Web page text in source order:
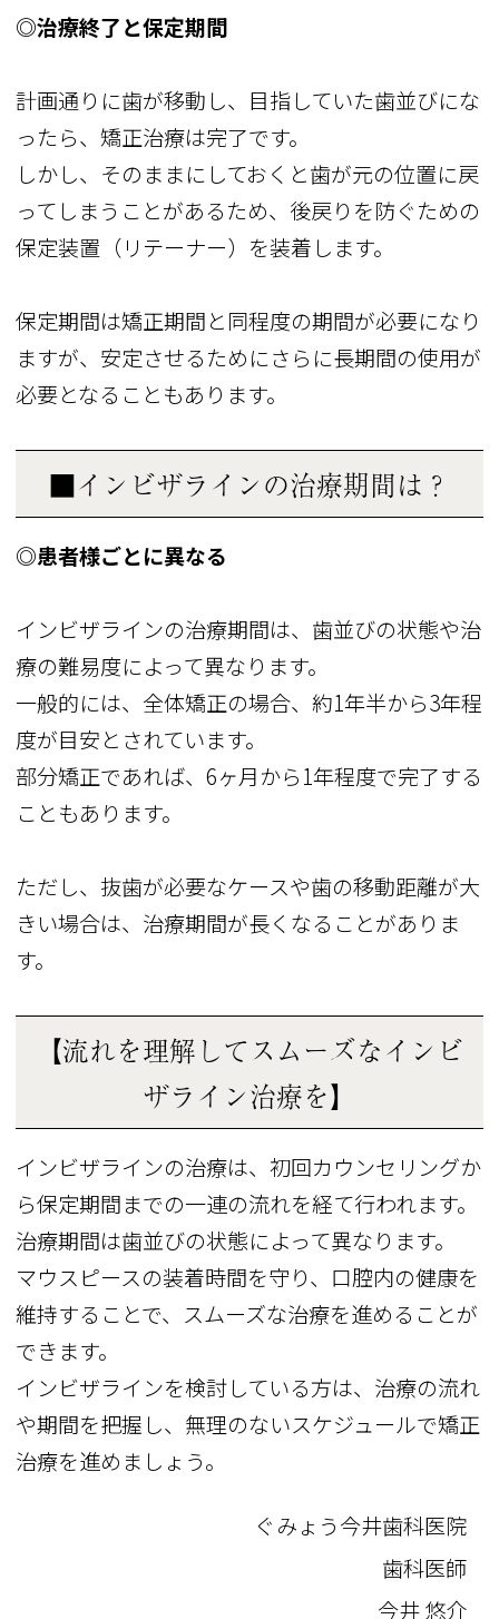
◎治療終了と保定期間
計画通りに歯が移動し、目指していた歯並びにな
ったら、矯正治療は完了です。
しかし、そのままにしておくと歯が元の位置に戻
ってしまうことがあるため、後戻りを防ぐための
保定装置（リテーナー）を装着します。
保定期間は矯正期間と同程度の期間が必要になり
ますが、安定させるためにさらに長期間の使用が
必要となることもあります。
■インビザラインの治療期間は？
◎患者様ごとに異なる
インビザラインの治療期間は、歯並びの状態や治
療の難易度によって異なります。
一般的には、全体矯正の場合、約1年半から3年程
度が目安とされています。
部分矯正であれば、6ヶ月から1年程度で完了する
こともあります。
ただし、抜歯が必要なケースや歯の移動距離が大
きい場合は、治療期間が長くなることがありま
す。
【流れを理解してスムーズなインビ
ザライン治療を】
インビザラインの治療は、初回カウンセリングか
ら保定期間までの一連の流れを経て行われます。
治療期間は歯並びの状態によって異なります。
マウスピースの装着時間を守り、口腔内の健康を
維持することで、スムーズな治療を進めることが
できます。
インビザラインを検討している方は、治療の流れ
や期間を把握し、無理のないスケジュールで矯正
治療を進めましょう。
ぐみょう今井歯科医院
歯科医師
今井 悠介